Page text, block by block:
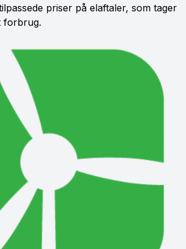
priser på elaftaler, som tager
forbrug.